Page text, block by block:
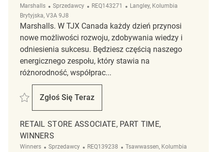
Marshalls Kategoria
Sprzedawcy ReqId
REQ143271 Lokalizacja
Langley, Kolumbia
Brytyjska, V3A 9J8
Marshalls. W TJX Canada każdy dzień przynosi
nowe możliwości rozwoju, zdobywania wiedzy i
odniesienia sukcesu. Będziesz częścią naszego
energicznego zespołu, który stawia na
różnorodność, współprac...
Zapisać Retail Store Associate , Full Time, Marshalls REQ143271
Zgłoś Się Teraz
Retail Store Associate , Full Time,
RETAIL STORE ASSOCIATE, PART TIME,
WINNERS
Winners Kategoria
Sprzedawcy ReqId
REQ139238 Lokalizacja
Tsawwassen, Kolumbia